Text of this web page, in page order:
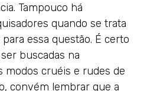
Tampouco há
quando se trata
essa questão. É certo
buscadas na
modos cruéis e rudes de
convém lembrar que a